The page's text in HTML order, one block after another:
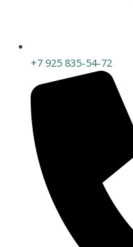
+7 925 835-54-72